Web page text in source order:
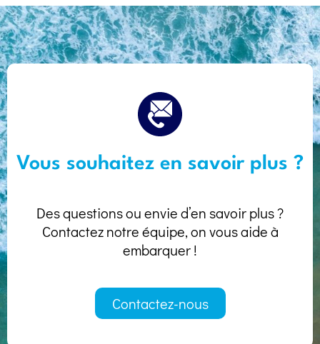
Vous souhaitez en savoir plus ?
Des questions ou envie d’en savoir plus ?
Contactez notre équipe, on vous aide à
embarquer !
Contactez-nous